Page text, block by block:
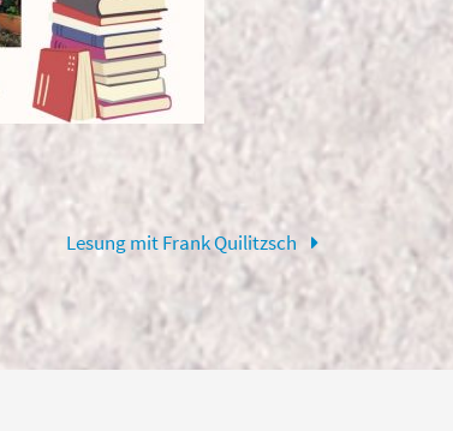
Lesung mit Frank Quilitzsch